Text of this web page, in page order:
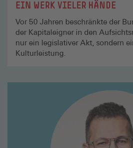
EIN WERK VIELER HÄNDE
Vor 50 Jahren beschränkte der
der Kapitaleigner in den
nur ein legislativer Akt, sondern
Kulturleistung.